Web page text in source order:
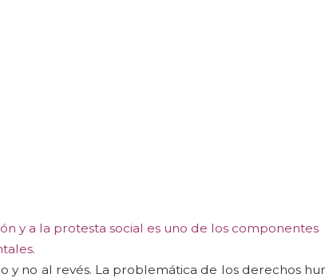
y a la protesta social es uno de los componentes
no al revés. La problemática de los derechos